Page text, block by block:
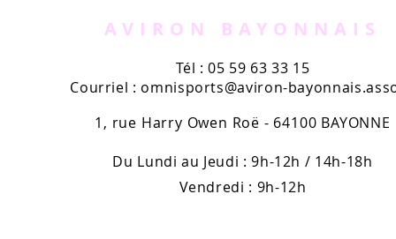
AVIRON BAYONNAIS
Tél : 05 59 63 33 15
Courriel : omnisports@aviron-
1, rue Harry Owen Roë - 64100 BAYONNE
Du Lundi au Jeudi : 9h-12h / 14h-18h
Vendredi : 9h-12h